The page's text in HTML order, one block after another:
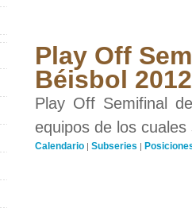
Play Off
Béisbol
Play Off Semifinal
equipos de los
Calendario | Subseries |